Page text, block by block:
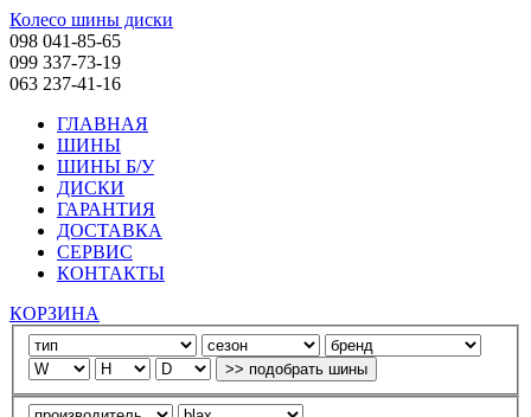
Колесо шины диски
098 041-85-65
099 337-73-19
063 237-41-16
ГЛАВНАЯ
ШИНЫ
ШИНЫ Б/У
ДИСКИ
ГАРАНТИЯ
ДОСТАВКА
СЕРВИС
КОНТАКТЫ
КОРЗИНА